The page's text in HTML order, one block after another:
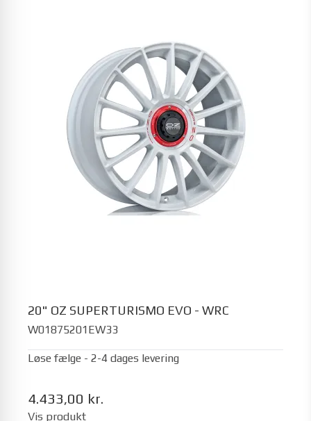
20" OZ SUPERTURISMO EVO - WRC
W01875201EW33
Løse fælge - 2-4 dages levering
4.433,00 kr.
Vis produkt